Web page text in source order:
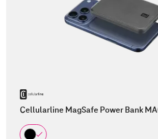
Cellularline MagSafe Power Bank